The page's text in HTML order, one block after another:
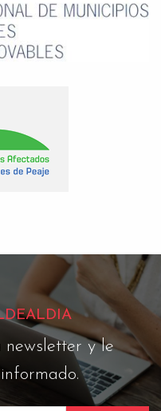
newsletter y le